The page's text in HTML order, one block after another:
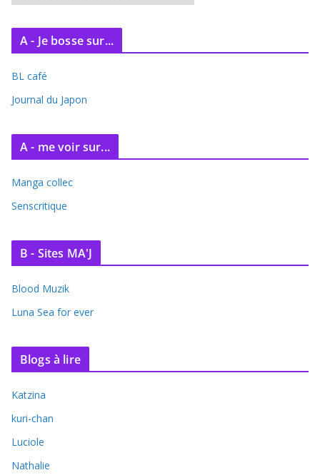
r
c
v
e
A - Je bosse sur...
BL café
Journal du Japon
A - me voir sur...
Manga collec
Senscritique
B - Sites MA'J
Blood Muzik
Luna Sea for ever
Blogs à lire
Katzina
kuri-chan
Luciole
Nathalie